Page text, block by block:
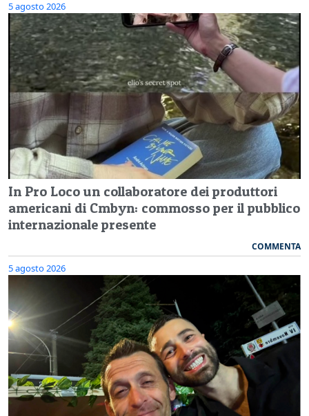
5 agosto 2026
In Pro Loco un collaboratore dei produttori
americani di Cmbyn: commosso per il pubblico
internazionale presente
COMMENTA
5 agosto 2026